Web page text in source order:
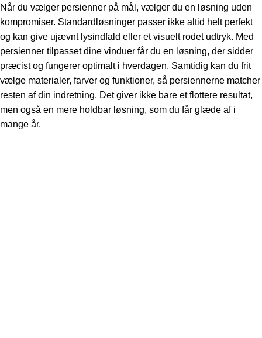
Når du vælger persienner på mål , vælger du en løsning uden
kompromiser. Standardløsninger passer ikke altid helt perfekt
og kan give ujævnt lysindfald eller et visuelt rodet udtryk. Med
persienner tilpasset dine vinduer får du en løsning, der sidder
præcist og fungerer optimalt i hverdagen. Samtidig kan du frit
vælge materialer, farver og funktioner, så persiennerne matcher
resten af din indretning. Det giver ikke bare et flottere resultat,
men også en mere holdbar løsning, som du får glæde af i
mange år.